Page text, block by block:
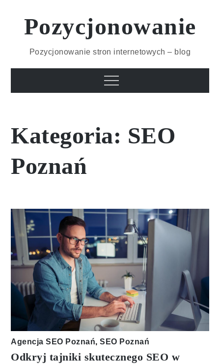
Pozycjonowanie
Pozycjonowanie stron internetowych – blog
Menu
Kategoria: SEO
Poznań
Agencja SEO Poznań,SEO Poznań
Odkryj tajniki skutecznego SEO w